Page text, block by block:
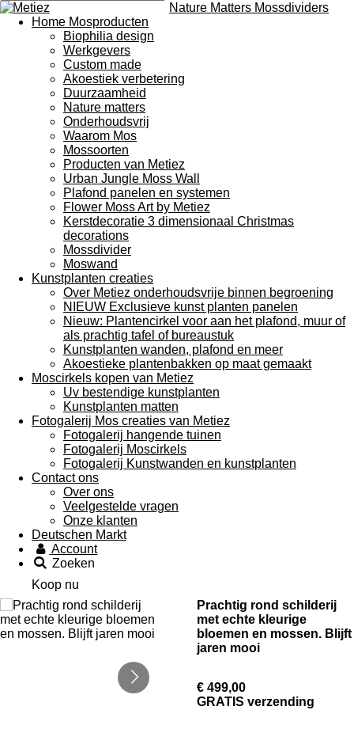
Nature Matters Mossdividers
Home Mosproducten
Biophilia design
Werkgevers
Custom made
Akoestiek verbetering
Duurzaamheid
Nature matters
Onderhoudsvrij
Waarom Mos
Mossoorten
Producten van Metiez
Urban Jungle Moss Wall
Plafond panelen en systemen
Flower Moss Art by Metiez
Kerstdecoratie 3 dimensionaal Christmas
decorations
Mossdivider
Moswand
Kunstplanten creaties
Over Metiez onderhoudsvrije binnen begroening
NIEUW Exclusieve kunst planten panelen
Nieuw: Plantencirkel voor aan het plafond, muur of
als prachtig tafel of bureaustuk
Kunstplanten wanden, plafond en meer
Akoestieke plantenbakken op maat gemaakt
Moscirkels kopen van Metiez
Uv bestendige kunstplanten
Kunstplanten matten
Fotogalerij Mos creaties van Metiez
Fotogalerij hangende tuinen
Fotogalerij Moscirkels
Fotogalerij Kunstwanden en kunstplanten
Contact ons
Over ons
Veelgestelde vragen
Onze klanten
Deutschen Markt
Account
Zoeken
Koop nu
Prachtig rond schilderij
met echte kleurige
bloemen en mossen. Blijft
jaren mooi
€ 499,00
GRATIS verzending